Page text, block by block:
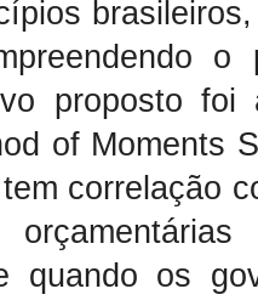
proposto
of Moments
correlação
quando os